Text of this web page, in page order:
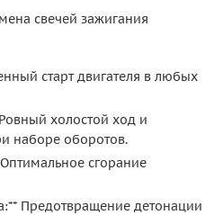
свечей зажигания
старт двигателя в любых
холостой ход и
наборе оборотов.
сгорание
Предотвращение детонации